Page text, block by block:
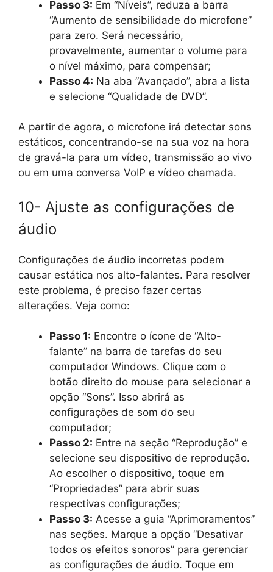
Passo 3: Em “Níveis”, reduza a barra
“Aumento de sensibilidade do microfone”
para zero. Será necessário,
provavelmente, aumentar o volume para
o nível máximo, para compensar;
Passo 4: Na aba ”Avançado”, abra a lista
e selecione “Qualidade de DVD”.
A partir de agora, o microfone irá detectar sons
estáticos, concentrando-se na sua voz na hora
de gravá-la para um vídeo, transmissão ao vivo
ou em uma conversa VoIP e vídeo chamada.
10- Ajuste as configurações de
áudio
Configurações de áudio incorretas podem
causar estática nos alto-falantes. Para resolver
este problema, é preciso fazer certas
alterações. Veja como:
Passo 1: Encontre o ícone de “Alto-
falante” na barra de tarefas do seu
computador Windows. Clique com o
botão direito do mouse para selecionar a
opção “Sons”. Isso abrirá as
configurações de som do seu
computador;
Passo 2: Entre na seção “Reprodução” e
selecione seu dispositivo de reprodução.
Ao escolher o dispositivo, toque em
“Propriedades” para abrir suas
respectivas configurações;
Passo 3: Acesse a guia “Aprimoramentos”
nas seções. Marque a opção “Desativar
todos os efeitos sonoros” para gerenciar
as configurações de áudio. Toque em